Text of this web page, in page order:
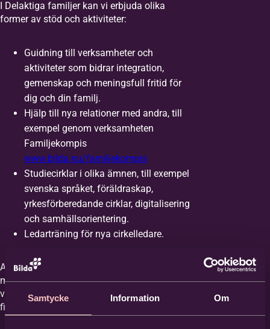
Samtycke Information Om
Samordningsnummer*
Förnamn*
Efternamn*
E-post*
I Delaktiga familjer kan vi erbjuda olika
former av stöd och aktiviteter:
Guidning till verksamheter och
aktiviteter som bidrar integration,
gemenskap och meningsfull fritid för
dig och din familj.
Hjälp till nya relationer med andra, till
exempel genom verksamheten
Familjekompis
www.bilda.nu/familjekompis
Studiecirklar i olika ämnen, till exempel
svenska språket, föräldraskap,
yrkesförberedande cirklar, digitalisering
och samhällsorientering.
Ledarträning för nya cirkelledare.
Aktiviteter och stöd kan variera över tid och
mellan olika platser. Så långt som möjligt vill
vi utgå från de behov och önskemål som
finns från målgruppen.